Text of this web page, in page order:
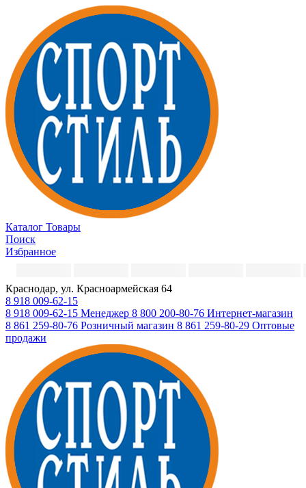
Каталог Товары
Поиск
Избранное
Краснодар, ул. Красноармейская 64
8 918 009-62-15
8 918 009-62-15 Менеджер 8 800 200-80-76 Интернет-магазин
8 861 259-80-76 Розничный магазин 8 861 259-80-29 Оптовые
продажи